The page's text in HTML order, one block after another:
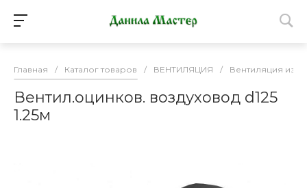
Главная / Каталог товаров / ВЕНТИЛЯЦИЯ / Вентиляция из
Вентил.оцинков. воздуховод d125
1.25м